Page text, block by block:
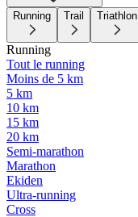
Running Trail Triathlon
Running
Tout le running
Moins de 5 km
5 km
10 km
15 km
20 km
Semi-marathon
Marathon
Ekiden
Ultra-running
Cross